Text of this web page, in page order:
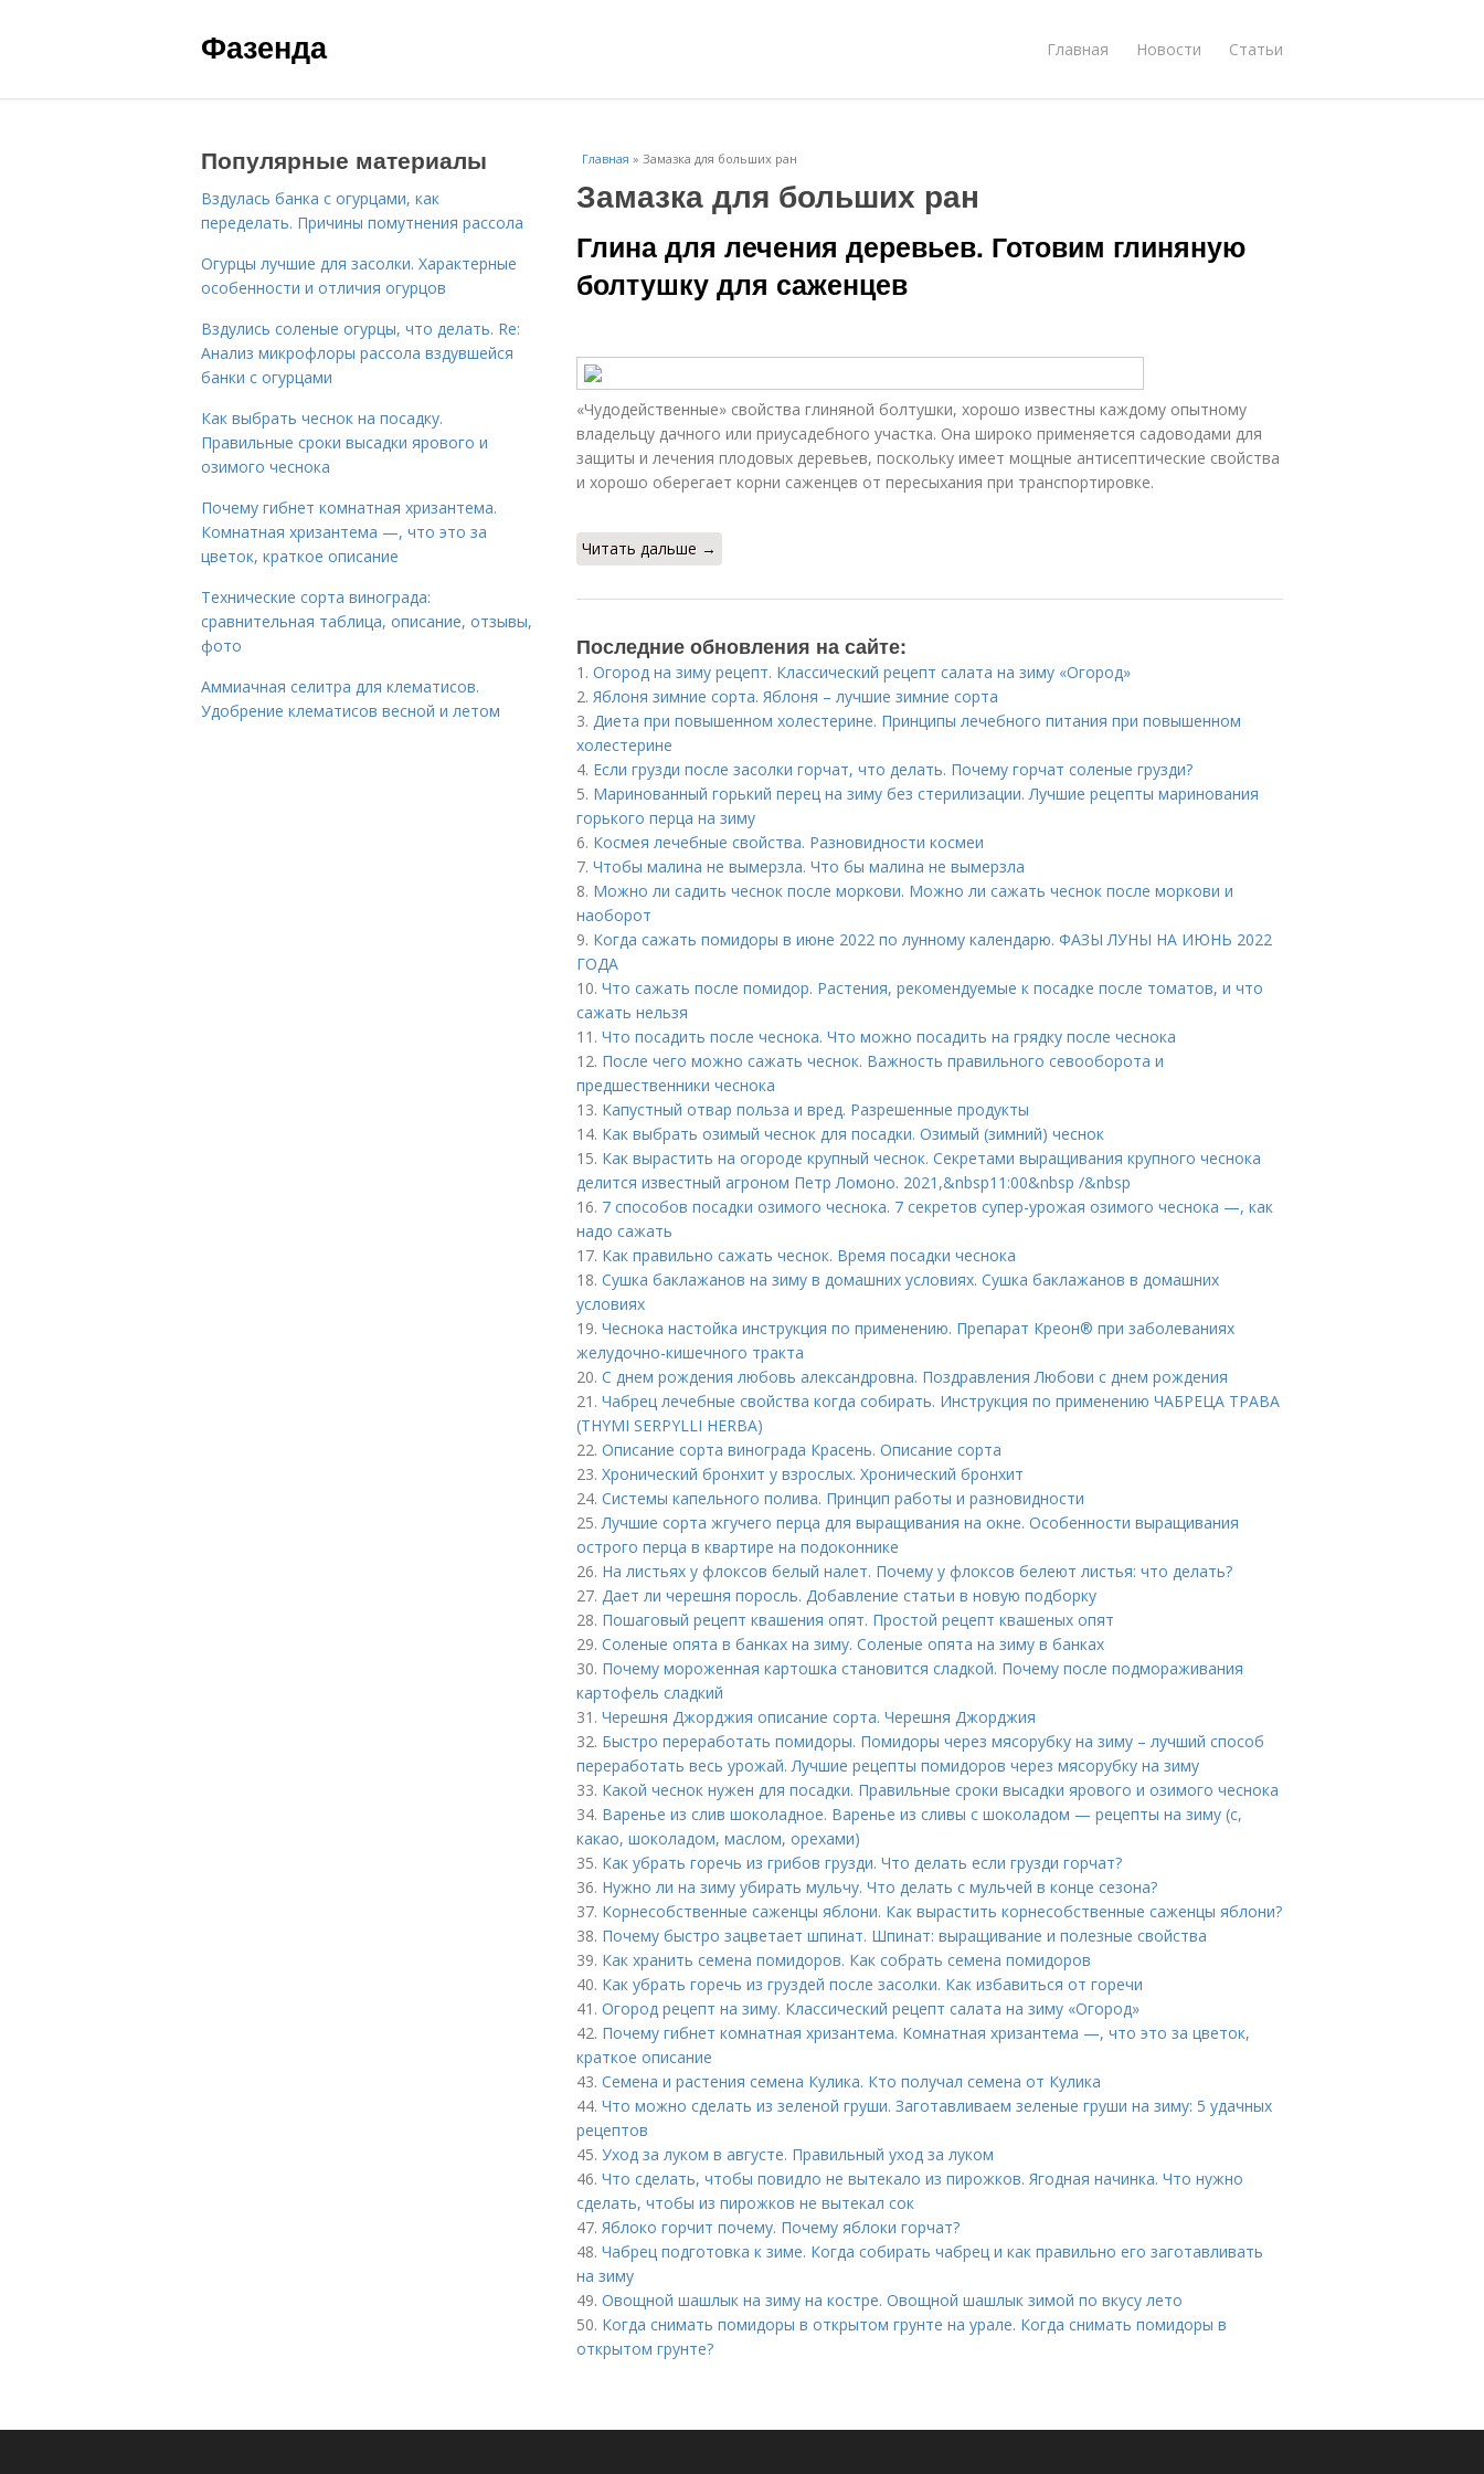
Фазенда Главная Новости Статьи
Главная » Замазка для больших ран
Замазка для больших ран
Глина для лечения деревьев. Готовим глиняную
болтушку для саженцев
«Чудодейственные» свойства глиняной болтушки, хорошо известны каждому опытному
владельцу дачного или приусадебного участка. Она широко применяется садоводами для
защиты и лечения плодовых деревьев, поскольку имеет мощные антисептические свойства
и хорошо оберегает корни саженцев от пересыхания при транспортировке.
Читать дальше →
Последние обновления на сайте:
1. Огород на зиму рецепт. Классический рецепт салата на зиму «Огород»
2. Яблоня зимние сорта. Яблоня – лучшие зимние сорта
3. Диета при повышенном холестерине. Принципы лечебного питания при повышенном
холестерине
4. Если грузди после засолки горчат, что делать. Почему горчат соленые грузди?
5. Маринованный горький перец на зиму без стерилизации. Лучшие рецепты маринования
горького перца на зиму
6. Космея лечебные свойства. Разновидности космеи
7. Чтобы малина не вымерзла. Что бы малина не вымерзла
8. Можно ли садить чеснок после моркови. Можно ли сажать чеснок после моркови и
наоборот
9. Когда сажать помидоры в июне 2022 по лунному календарю. ФАЗЫ ЛУНЫ НА ИЮНЬ 2022
ГОДА
10. Что сажать после помидор. Растения, рекомендуемые к посадке после томатов, и что
сажать нельзя
11. Что посадить после чеснока. Что можно посадить на грядку после чеснока
12. После чего можно сажать чеснок. Важность правильного севооборота и
предшественники чеснока
13. Капустный отвар польза и вред. Разрешенные продукты
14. Как выбрать озимый чеснок для посадки. Озимый (зимний) чеснок
15. Как вырастить на огороде крупный чеснок. Секретами выращивания крупного чеснока
делится известный агроном Петр Ломоно. 2021,&nbsp11:00&nbsp /&nbsp
16. 7 способов посадки озимого чеснока. 7 секретов супер-урожая озимого чеснока —, как
надо сажать
17. Как правильно сажать чеснок. Время посадки чеснока
18. Сушка баклажанов на зиму в домашних условиях. Сушка баклажанов в домашних
условиях
19. Чеснока настойка инструкция по применению. Препарат Креон® при заболеваниях
желудочно-кишечного тракта
20. С днем рождения любовь александровна. Поздравления Любови с днем рождения
21. Чабрец лечебные свойства когда собирать. Инструкция по применению ЧАБРЕЦА ТРАВА
(THYMI SERPYLLI HERBA)
22. Описание сорта винограда Красень. Описание сорта
23. Хронический бронхит у взрослых. Хронический бронхит
24. Системы капельного полива. Принцип работы и разновидности
25.Лучшие сорта жгучего перца для выращивания на окне. Особенности выращивания
острого перца в квартире на подоконнике
26. На листьях у флоксов белый налет. Почему у флоксов белеют листья: что делать?
27. Дает ли черешня поросль. Добавление статьи в новую подборку
28. Пошаговый рецепт квашения опят. Простой рецепт квашеных опят
29. Соленые опята в банках на зиму. Соленые опята на зиму в банках
30. Почему мороженная картошка становится сладкой. Почему после подмораживания
картофель сладкий
31. Черешня Джорджия описание сорта. Черешня Джорджия
32. Быстро переработать помидоры. Помидоры через мясорубку на зиму – лучший способ
переработать весь урожай. Лучшие рецепты помидоров через мясорубку на зиму
33. Какой чеснок нужен для посадки. Правильные сроки высадки ярового и озимого чеснока
34. Варенье из слив шоколадное. Варенье из сливы с шоколадом — рецепты на зиму (с,
какао, шоколадом, маслом, орехами)
35. Как убрать горечь из грибов грузди. Что делать если грузди горчат?
36. Нужно ли на зиму убирать мульчу. Что делать с мульчей в конце сезона?
37. Корнесобственные саженцы яблони. Как вырастить корнесобственные саженцы яблони?
38. Почему быстро зацветает шпинат. Шпинат: выращивание и полезные свойства
39. Как хранить семена помидоров. Как собрать семена помидоров
40. Как убрать горечь из груздей после засолки. Как избавиться от горечи
41. Огород рецепт на зиму. Классический рецепт салата на зиму «Огород»
42. Почему гибнет комнатная хризантема. Комнатная хризантема —, что это за цветок,
краткое описание
43. Семена и растения семена Кулика. Кто получал семена от Кулика
44. Что можно сделать из зеленой груши. Заготавливаем зеленые груши на зиму: 5 удачных
рецептов
45. Уход за луком в августе. Правильный уход за луком
46. Что сделать, чтобы повидло не вытекало из пирожков. Ягодная начинка. Что нужно
сделать, чтобы из пирожков не вытекал сок
47. Яблоко горчит почему. Почему яблоки горчат?
48. Чабрец подготовка к зиме. Когда собирать чабрец и как правильно его заготавливать
на зиму
49. Овощной шашлык на зиму на костре. Овощной шашлык зимой по вкусу лето
50. Когда снимать помидоры в открытом грунте на урале. Когда снимать помидоры в
открытом грунте?
Популярные материалы
Вздулась банка с огурцами, как
переделать. Причины помутнения рассола
Огурцы лучшие для засолки. Характерные
особенности и отличия огурцов
Вздулись соленые огурцы, что делать. Re:
Анализ микрофлоры рассола вздувшейся
банки с огурцами
Как выбрать чеснок на посадку.
Правильные сроки высадки ярового и
озимого чеснока
Почему гибнет комнатная хризантема.
Комнатная хризантема —, что это за
цветок, краткое описание
Технические сорта винограда:
сравнительная таблица, описание, отзывы,
фото
Аммиачная селитра для клематисов.
Удобрение клематисов весной и летом